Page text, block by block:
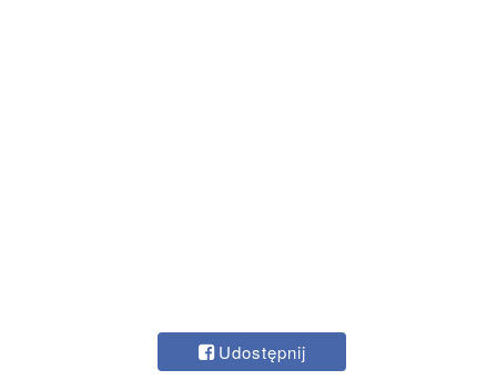
Udostępnij